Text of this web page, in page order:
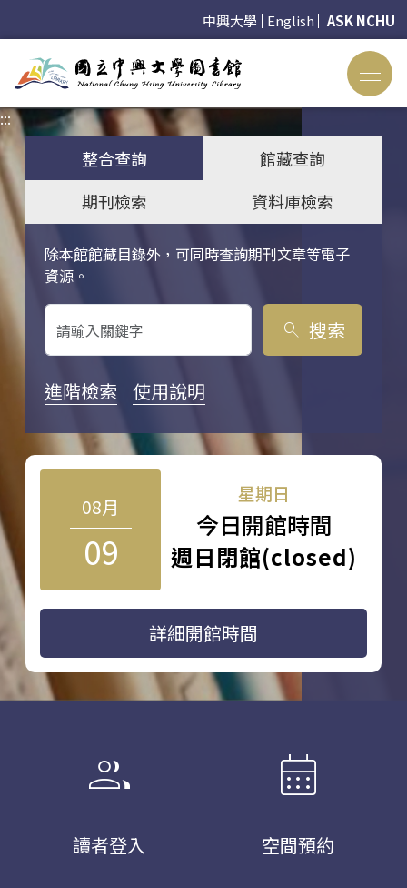
中興大學 English ASK NCHU
:::
整合查詢
館藏查詢
期刊檢索
資料庫檢索
除本館館藏目錄外，可同時查詢期刊文章等電子
資源。
關鍵字搜尋
search 搜索
進階檢索 使用說明
08月
09
星期日
今日開館時間
週日閉館(closed)
詳細開館時間
group
讀者登入
calendar_month
空間預約